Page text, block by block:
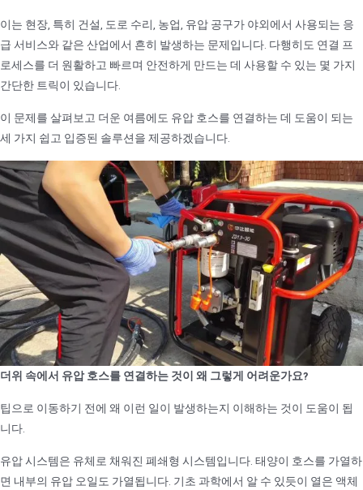
이는 현장, 특히 건설, 도로 수리, 농업, 유압 공구가 야외에서 사용되는 응
급 서비스와 같은 산업에서 흔히 발생하는 문제입니다. 다행히도 연결 프
로세스를 더 원활하고 빠르며 안전하게 만드는 데 사용할 수 있는 몇 가지
간단한 트릭이 있습니다.
이 문제를 살펴보고 더운 여름에도 유압 호스를 연결하는 데 도움이 되는
세 가지 쉽고 입증된 솔루션을 제공하겠습니다.
더위 속에서 유압 호스를 연결하는 것이 왜 그렇게 어려운가요?
팁으로 이동하기 전에 왜 이런 일이 발생하는지 이해하는 것이 도움이 됩
니다.
유압 시스템은 유체로 채워진 폐쇄형 시스템입니다. 태양이 호스를 가열하
면 내부의 유압 오일도 가열됩니다. 기초 과학에서 알 수 있듯이 열은 액체